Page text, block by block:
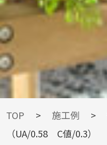
WORKS
TOP > 施工例 >
（UA/0.58 C値/0.3）